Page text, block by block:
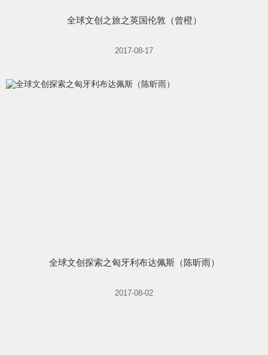
全球文创之旅之英国伦敦（曾橙）
2017-08-17
全球文创探索之匈牙利布达佩斯（陈昕雨）
2017-08-02